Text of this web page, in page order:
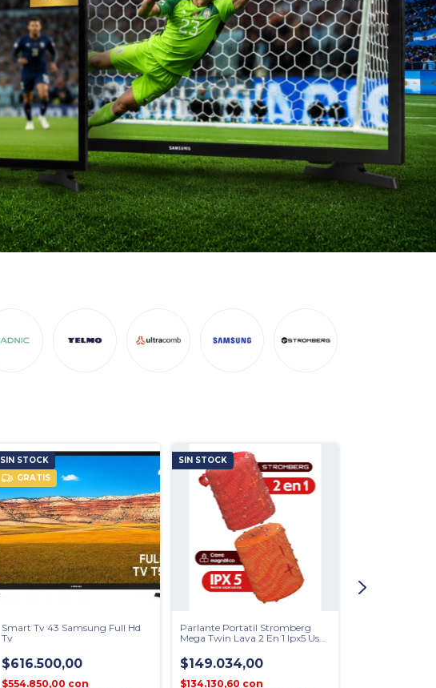
SIN STOCK
GRATIS
Smart Tv 43 Samsung Full Hd
Tv
$616.500,00
$554.850,00 con
SIN STOCK
Parlante Portatil Stromberg
Mega Twin Lava 2 En 1 Ipx5 Usb-
$149.034,00
$134.130,60 con